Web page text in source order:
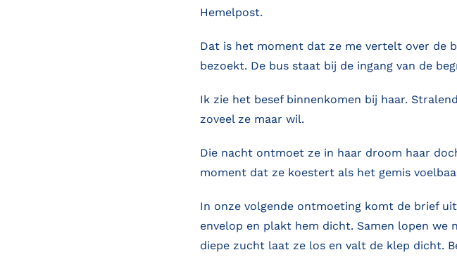
Hemelpost.
Dat is het moment dat ze me vertelt over de
bezoekt. De bus staat bij de ingang van de
Ik zie het besef binnenkomen bij haar.
zoveel ze maar wil.
Die nacht ontmoet ze in haar droom haar
moment dat ze koestert als het gemis
In onze volgende ontmoeting komt de brief
envelop en plakt hem dicht. Samen lopen we
diepe zucht laat ze los en valt de klep dicht.